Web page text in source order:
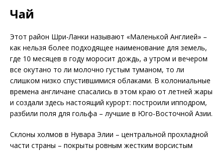
Чай
Этот район Шри-Ланки называют «Маленькой Англией» –
как нельзя более подходящее наименование для земель,
где 10 месяцев в году моросит дождь, а утром и вечером
все окутано то ли молочно густым туманом, то ли
слишком низко спустившимися облаками. В колониальные
времена англичане спасались в этом краю от летней жары
и создали здесь настоящий курорт: построили ипподром,
разбили поля для гольфа – лучшие в Юго-Восточной Азии.
Склоны холмов в Нувара Элии – центральной прохладной
части страны – покрыты ровным жестким ворсистым